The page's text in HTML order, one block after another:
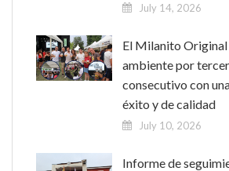
July 14, 2026
El Milanito Original
ambiente por
consecutivo con
éxito y de calidad
July 10, 2026
Informe de